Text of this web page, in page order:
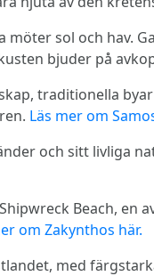
sol och hav.
bjuder på
traditionella
Läs mer om
och sitt livliga
Beach, en
om Zakynthos här.
med